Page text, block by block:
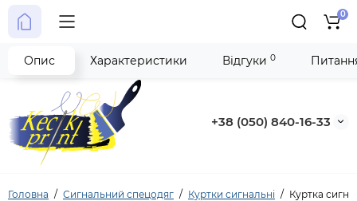
+38 (050) 840-16-33
0
Головна Сигнальний спецодяг Куртки сигнальні Куртка
Опис Характеристики Відгуки 0